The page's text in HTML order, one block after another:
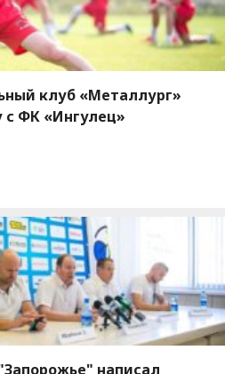
клуб «Металлург»
с ФК «Ингулец»
написал